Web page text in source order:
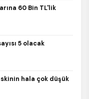
60 Bin TL'lik
5 olacak
hala çok düşük